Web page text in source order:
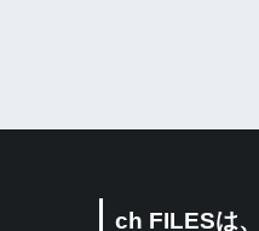
ch FILESは